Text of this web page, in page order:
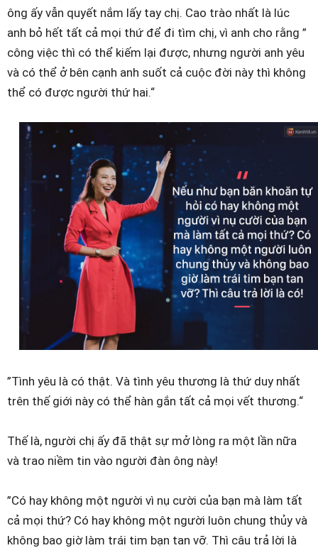
ông ấy vẫn quyết nắm lấy tay chị. Cao trào nhất là lúc
anh bỏ hết tất cả mọi thứ để đi tìm chị, vì anh cho rằng ”
công việc thì có thể kiếm lại được, nhưng người anh yêu
và có thể ở bên cạnh anh suốt cả cuộc đời này thì không
thể có được người thứ hai.“
”Tình yêu là có thật. Và tình yêu thương là thứ duy nhất
trên thế giới này có thể hàn gắn tất cả mọi vết thương.“
Thế là, người chị ấy đã thật sự mở lòng ra một lần nữa
và trao niềm tin vào người đàn ông này!
”Có hay không một người vì nụ cười của bạn mà làm tất
cả mọi thứ? Có hay không một người luôn chung thủy và
không bao giờ làm trái tim bạn tan vỡ. Thì câu trả lời là